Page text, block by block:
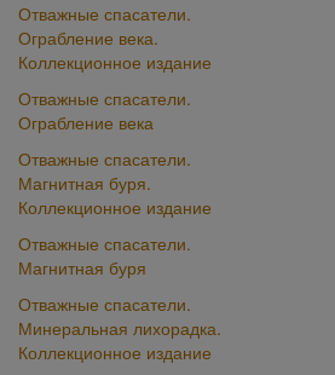
Отважные спасатели.
Ограбление века.
Коллекционное издание
Отважные спасатели.
Ограбление века
Отважные спасатели.
Магнитная буря.
Коллекционное издание
Отважные спасатели.
Магнитная буря
Отважные спасатели.
Минеральная лихорадка.
Коллекционное издание